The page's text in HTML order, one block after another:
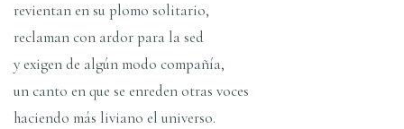
revientan en su plomo solitario,
reclaman con ardor para la sed
y exigen de algún modo compañí­a,
un canto en que se enreden otras voces
haciendo más liviano el universo.